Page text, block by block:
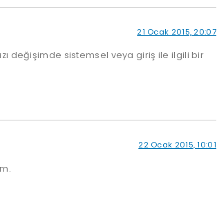
21 Ocak 2015, 20:07
değişimde sistemsel veya giriş ile ilgili bir
22 Ocak 2015, 10:01